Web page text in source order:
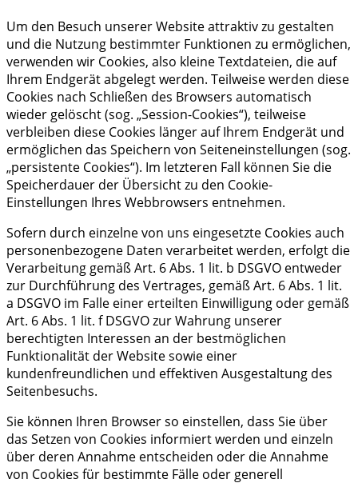
Um den Besuch unserer Website attraktiv zu gestalten
und die Nutzung bestimmter Funktionen zu ermöglichen,
verwenden wir Cookies, also kleine Textdateien, die auf
Ihrem Endgerät abgelegt werden. Teilweise werden diese
Cookies nach Schließen des Browsers automatisch
wieder gelöscht (sog. „Session-Cookies“), teilweise
verbleiben diese Cookies länger auf Ihrem Endgerät und
ermöglichen das Speichern von Seiteneinstellungen (sog.
„persistente Cookies“). Im letzteren Fall können Sie die
Speicherdauer der Übersicht zu den Cookie-
Einstellungen Ihres Webbrowsers entnehmen.
Sofern durch einzelne von uns eingesetzte Cookies auch
personenbezogene Daten verarbeitet werden, erfolgt die
Verarbeitung gemäß Art. 6 Abs. 1 lit. b DSGVO entweder
zur Durchführung des Vertrages, gemäß Art. 6 Abs. 1 lit.
a DSGVO im Falle einer erteilten Einwilligung oder gemäß
Art. 6 Abs. 1 lit. f DSGVO zur Wahrung unserer
berechtigten Interessen an der bestmöglichen
Funktionalität der Website sowie einer
kundenfreundlichen und effektiven Ausgestaltung des
Seitenbesuchs.
Sie können Ihren Browser so einstellen, dass Sie über
das Setzen von Cookies informiert werden und einzeln
über deren Annahme entscheiden oder die Annahme
von Cookies für bestimmte Fälle oder generell